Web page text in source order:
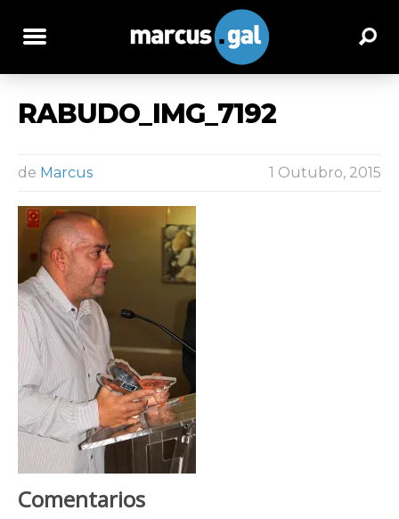
RABUDO_IMG_7192
de Marcus 1 Outubro, 2015
Comentarios